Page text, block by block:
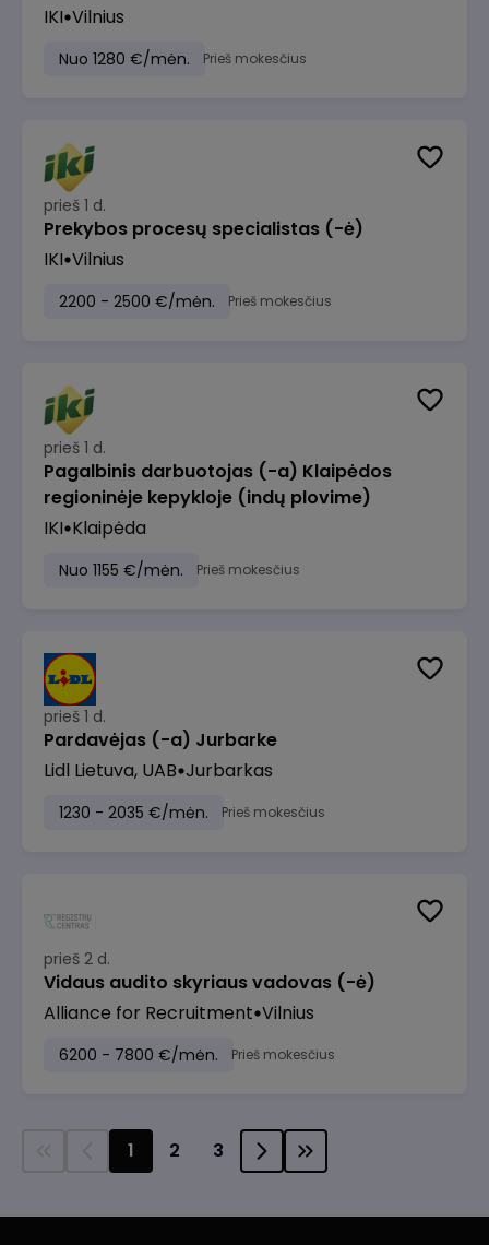
IKI Vilnius
Nuo 1280 €/mėn. Prieš mokesčius
prieš 1 d.
Prekybos procesų specialistas (-ė)
IKI Vilnius
2200 - 2500 €/mėn. Prieš mokesčius
prieš 1 d.
Pagalbinis darbuotojas (-a) Klaipėdos
regioninėje kepykloje (indų plovime)
IKI Klaipėda
Nuo 1155 €/mėn. Prieš mokesčius
prieš 1 d.
Pardavėjas (-a) Jurbarke
Lidl Lietuva, UAB Jurbarkas
1230 - 2035 €/mėn. Prieš mokesčius
prieš 2 d.
Vidaus audito skyriaus vadovas (-ė)
Alliance for Recruitment Vilnius
6200 - 7800 €/mėn. Prieš mokesčius
1 2 3